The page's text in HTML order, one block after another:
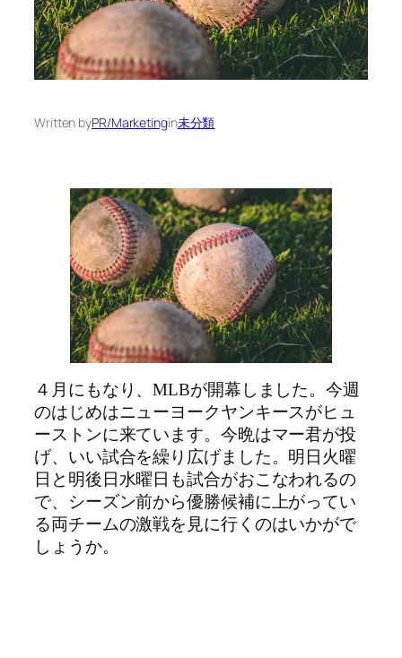
Written byPR/Marketingin未分類
４月にもなり、MLBが開幕しました。今週
のはじめはニューヨークヤンキースがヒュ
ーストンに来ています。今晩はマー君が投
げ、いい試合を繰り広げました。明日火曜
日と明後日水曜日も試合がおこなわれるの
で、シーズン前から優勝候補に上がってい
る両チームの激戦を見に行くのはいかがで
しょうか。